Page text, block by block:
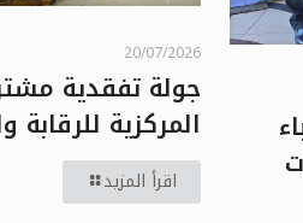
20/07/2026
جولة تفقدية
المركزية
اقرأ المزيد